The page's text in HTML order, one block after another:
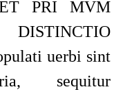
PRI MVM
DISTINCTIO
uerbi sint
sequitur